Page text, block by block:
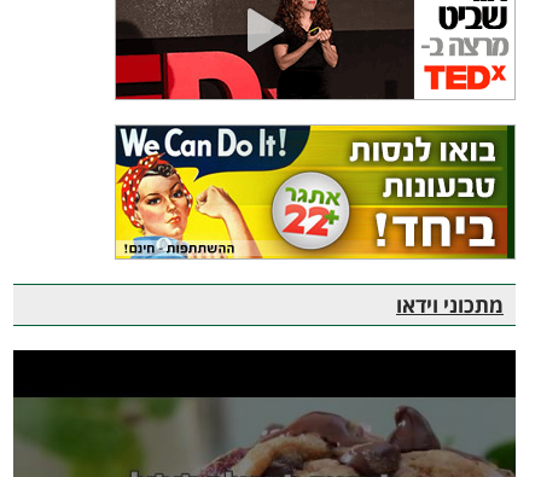
מתכוני וידאו